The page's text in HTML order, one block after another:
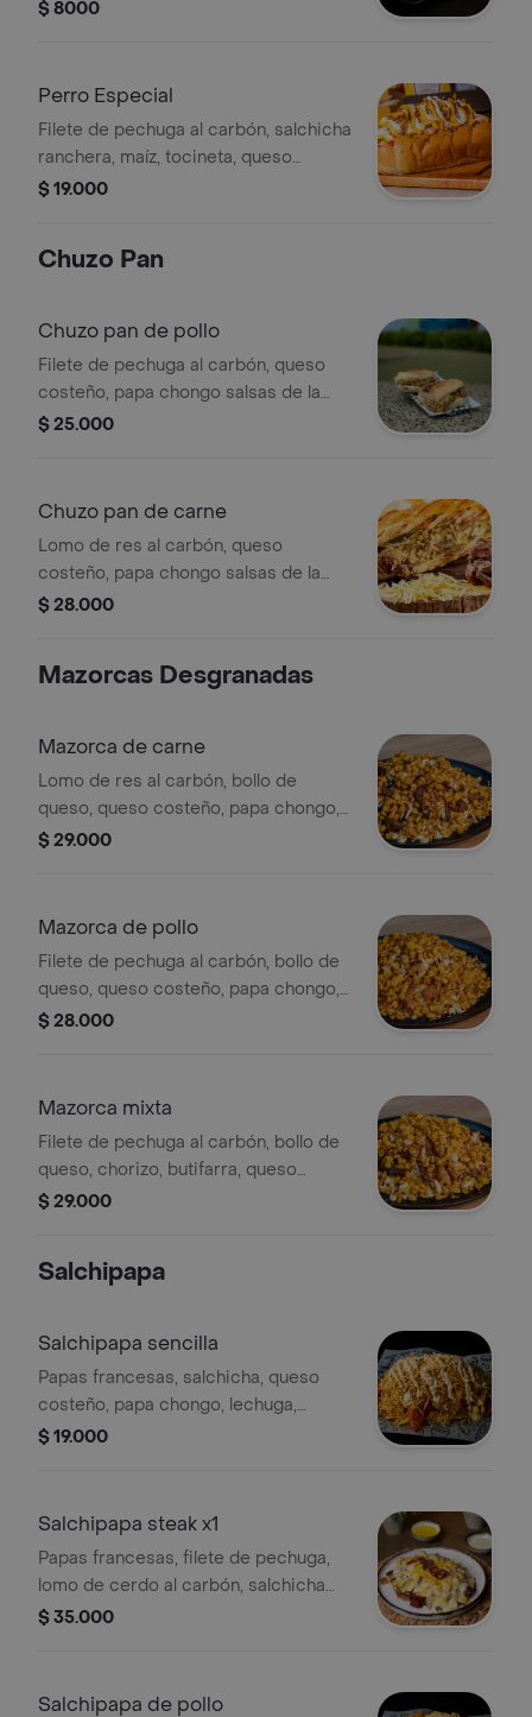
$ 8000
Perro Especial
Filete de pechuga al carbón, salchicha
ranchera, maíz, tocineta, queso
mozzarella, queso costeño, papa
$ 19.000
Chuzo Pan
Chuzo pan de pollo
Filete de pechuga al carbón, queso
costeño, papa chongo salsas de la
casa en pan sellado al carbón.
$ 25.000
Chuzo pan de carne
Lomo de res al carbón, queso
costeño, papa chongo salsas de la
casa en nuestro pan especial sellado
$ 28.000
Mazorcas Desgranadas
Mazorca de carne
Lomo de res al carbón, bollo de
queso, queso costeño, papa chongo,
queso fundido, salsas de la casa
$ 29.000
Mazorca de pollo
Filete de pechuga al carbón, bollo de
queso, queso costeño, papa chongo,
queso fundido, salsas de la casa
$ 28.000
Mazorca mixta
Filete de pechuga al carbón, bollo de
queso, chorizo, butifarra, queso
costeño, papa chongo, queso fundido,
$ 29.000
Salchipapa
Salchipapa sencilla
Papas francesas, salchicha, queso
costeño, papa chongo, lechuga,
salsas de la casa.
$ 19.000
Salchipapa steak x1
Papas francesas, filete de pechuga,
lomo de cerdo al carbón, salchicha
ranchera, salchicha suiza, maíz
lechuga, salsas de la casa.
$ 35.000
Salchipapa de pollo